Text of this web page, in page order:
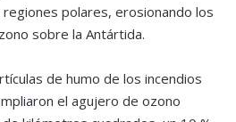
polares, erosionando los
sobre la Antártida.
de humo de los incendios
el agujero de ozono